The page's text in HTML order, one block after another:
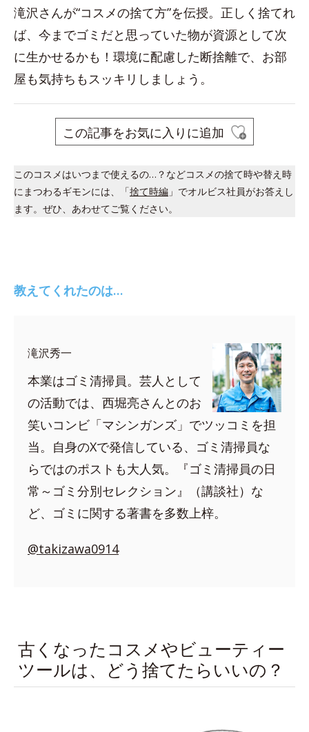
滝沢さんが“コスメの捨て方”を伝授。正しく捨てれ
ば、今までゴミだと思っていた物が資源として次
に生かせるかも！環境に配慮した断捨離で、お部
屋も気持ちもスッキリしましょう。
この記事をお気に入りに追加
このコスメはいつまで使えるの…？などコスメの捨て時や替え時
にまつわるギモンには、「捨て時編 」でオルビス社員がお答えし
ます。ぜひ、あわせてご覧ください。
教えてくれたのは…
滝沢秀一
本業はゴミ清掃員。芸人として
の活動では、西堀亮さんとのお
笑いコンビ「マシンガンズ」でツッコミを担
当。自身のXで発信している、ゴミ清掃員な
らではのポストも大人気。『ゴミ清掃員の日
常～ゴミ分別セレクション』（講談社）な
ど、ゴミに関する著書を多数上梓。
@takizawa0914
古くなったコスメやビューティー
ツールは、どう捨てたらいいの？